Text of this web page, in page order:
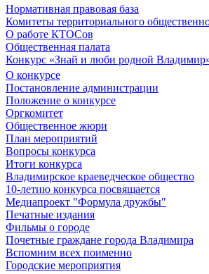
Нормативная правовая база
Комитеты территориального
О работе КТОСов
Общественная палата
Конкурс «Знай и люби родной
О конкурсе
Постановление администрации
Положение о конкурсе
Оргкомитет
Общественное жюри
План мероприятий
Вопросы конкурса
Итоги конкурса
Владимирское краеведческое общество
10-летию конкурса посвящается
Медиапроект "Формула дружбы"
Печатные издания
Фильмы о городе
Почетные граждане города Владимира
Вспомним всех поименно
Городские мероприятия